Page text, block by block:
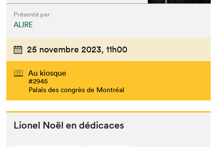
Présenté par
ALIRE
25 novembre 2023, 11h00
Au kiosque
#2945
Palais des congrès de Montréal
Lionel Noël en dédicaces